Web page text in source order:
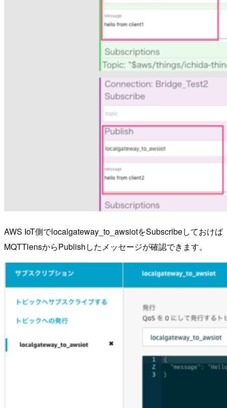
AWS IoT側でlocalgateway_to_awsiotをSubscribeしておけば
MQTTlensからPublishしたメッセージが確認できます。